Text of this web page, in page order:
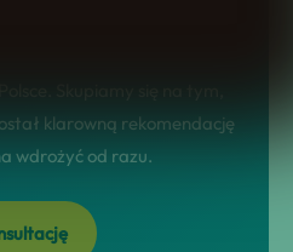
klarowną rekomendację
wdrożyć od razu.